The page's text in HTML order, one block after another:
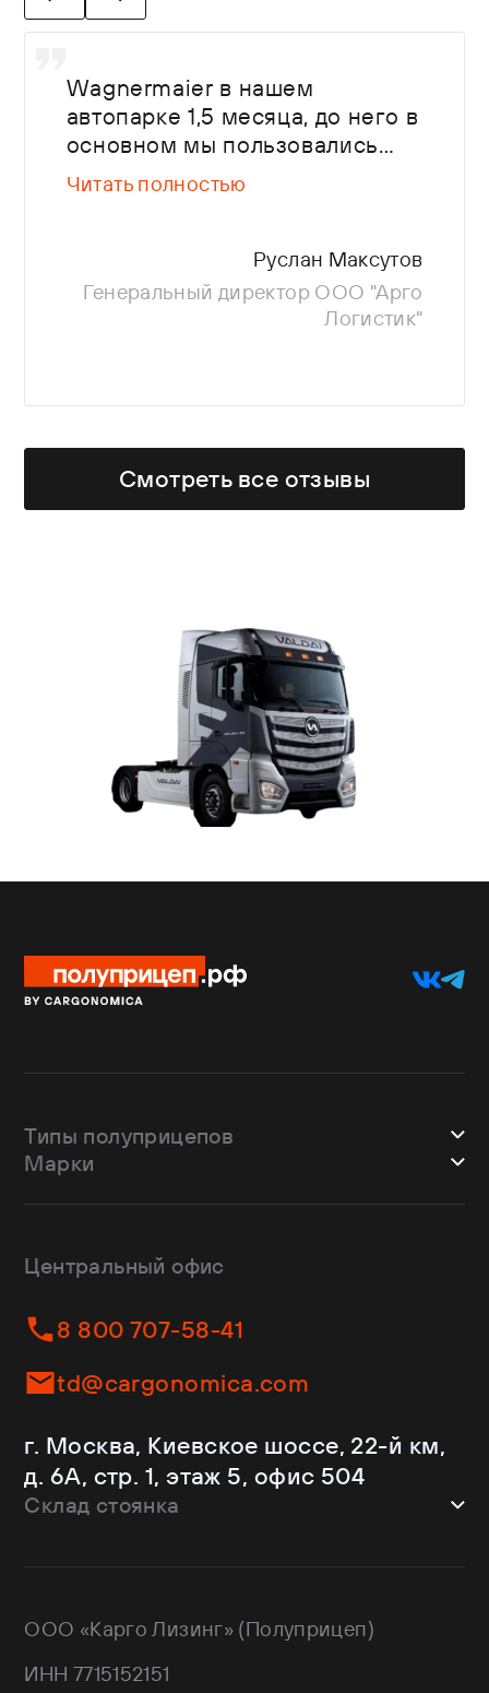
Wagnermaier в нашем
автопарке 1,5 месяца, до него в
основном мы пользовались
Kogel. Главные факторы, на
которые смотрели при выборе
доступность запчастей,
комплектация и...
Читать полностью
Руслан Максутов
Генеральный директор ООО "Арго
Логистик"
Смотреть все отзывы
Типы полуприцепов
Шторные
Изотермы
Контейнеровозы
Самосвалы
Ломовозы
С кониками
Рефрижераторы
Марки
Dongfeng
Helfimmer
JAC
Kassbohrer
Krone
Mercedes-Benz
Schmitz Cargobull
Shacman
Wielton
Валдай
Центральный офис
8 800 707-58-41
td@cargonomica.com
г. Москва, Киевское шоссе, 22-й км,
д. 6А, стр. 1, этаж 5, офис 504
Склад стоянка
171 GPS: 55.443540, 37.293077
ООО «Карго Лизинг» (Полуприцеп)
ИНН 7715152151